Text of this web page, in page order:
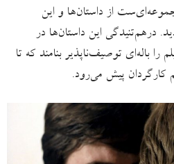
از داستان‌ها و این
درهم‌تنیدگی این داستان‌ها در
را باله‌ای توصیف‌ناپذیر بنامند که تا
کارگردان پیش می‌رود.